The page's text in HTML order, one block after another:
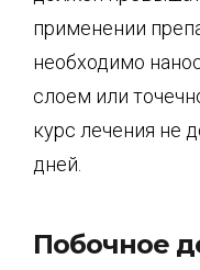
применении
необходимо
слоем или
курс лечения не
дней.
Побочное